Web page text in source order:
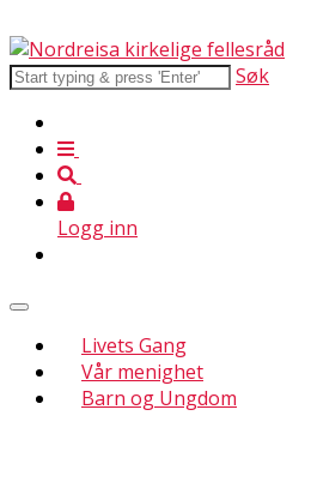
Søk
Logg inn
Livets Gang
Vår menighet
Barn og Ungdom